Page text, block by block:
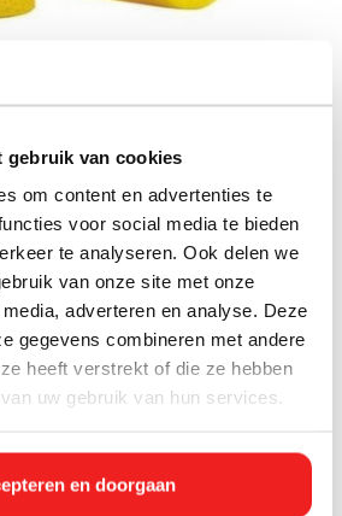
gebruik van cookies
om content en advertenties te
voor social media te bieden
te analyseren. Ook delen we
van onze site met onze
adverteren en analyse. Deze
gegevens combineren met andere
heeft verstrekt of die ze hebben
uw gebruik van hun services.
en doorgaan
(PBM)
kopen bij
Neem dan
en schoonmaakmiddelen.
aan om